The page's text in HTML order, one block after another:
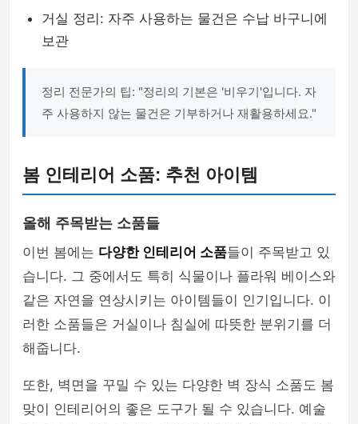
거실 정리: 자주 사용하는 물건은 수납 바구니에
보관
정리 전문가의 팁: "정리의 기본은 '비우기'입니다. 자
주 사용하지 않는 물건은 기부하거나 재활용하세요."
봄 인테리어 소품: 추천 아이템
올해 주목받는 소품들
이번 봄에는 다양한 인테리어 소품들이 주목받고 있
습니다. 그 중에서도 특히 식물이나 플라워 베이스와
같은 자연을 연상시키는 아이템들이 인기입니다. 이
러한 소품들은 거실이나 침실에 따뜻한 분위기를 더
해줍니다.
또한, 벽면을 꾸밀 수 있는 다양한 벽 장식 소품도 봄
맞이 인테리어의 좋은 도구가 될 수 있습니다. 예술